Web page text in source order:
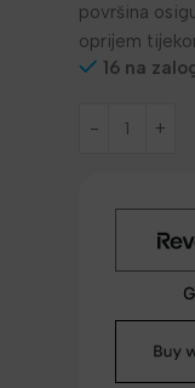
površina
oprijem
16 na